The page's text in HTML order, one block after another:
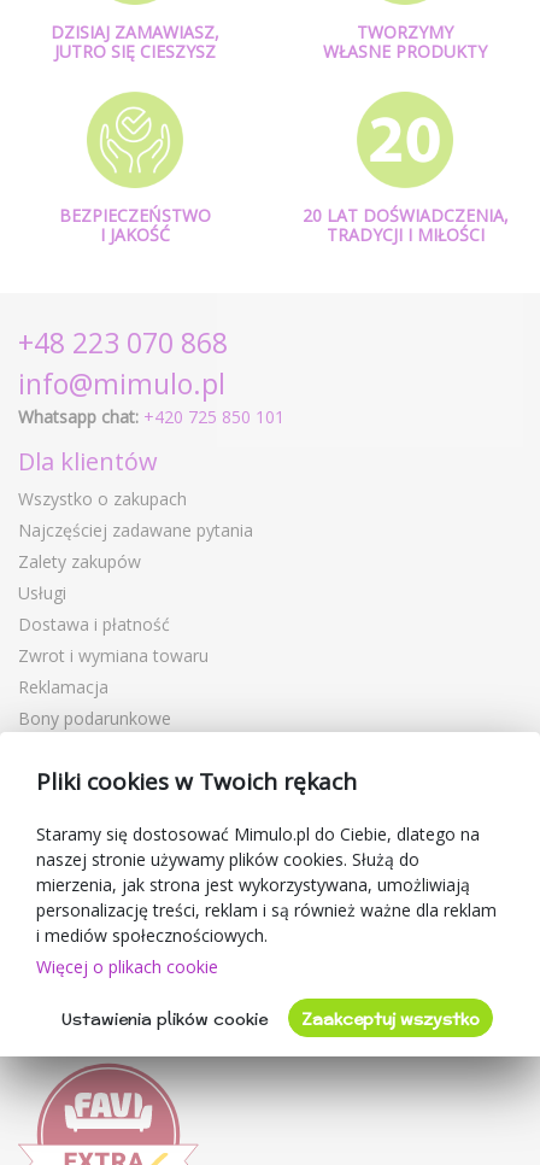
DZISIAJ ZAMAWIASZ,
JUTRO SIĘ CIESZYSZ
TWORZYMY
WŁASNE PRODUKTY
BEZPIECZEŃSTWO
I JAKOŚĆ
20 LAT DOŚWIADCZENIA,
TRADYCJI I MIŁOŚCI
+48 223 070 868
info@mimulo.pl
Whatsapp chat: +420 725 850 101
Dla klientów
Wszystko o zakupach
Najczęściej zadawane pytania
Zalety zakupów
Usługi
Dostawa i płatność
Zwrot i wymiana towaru
Reklamacja
Bony podarunkowe
Blog
O sprzedawcy
Mimulo.pl
Regulamin sklepu
Ochrona danych osobowych GDPR
Kontakty
Oceny klientów
Pliki cookies w Twoich rękach
Staramy się dostosować Mimulo.pl do Ciebie, dlatego na
naszej stronie używamy plików cookies. Służą do
mierzenia, jak strona jest wykorzystywana, umożliwiają
personalizację treści, reklam i są również ważne dla reklam
i mediów społecznościowych.
Więcej o plikach cookie
Ustawienia plików cookie Zaakceptuj wszystko